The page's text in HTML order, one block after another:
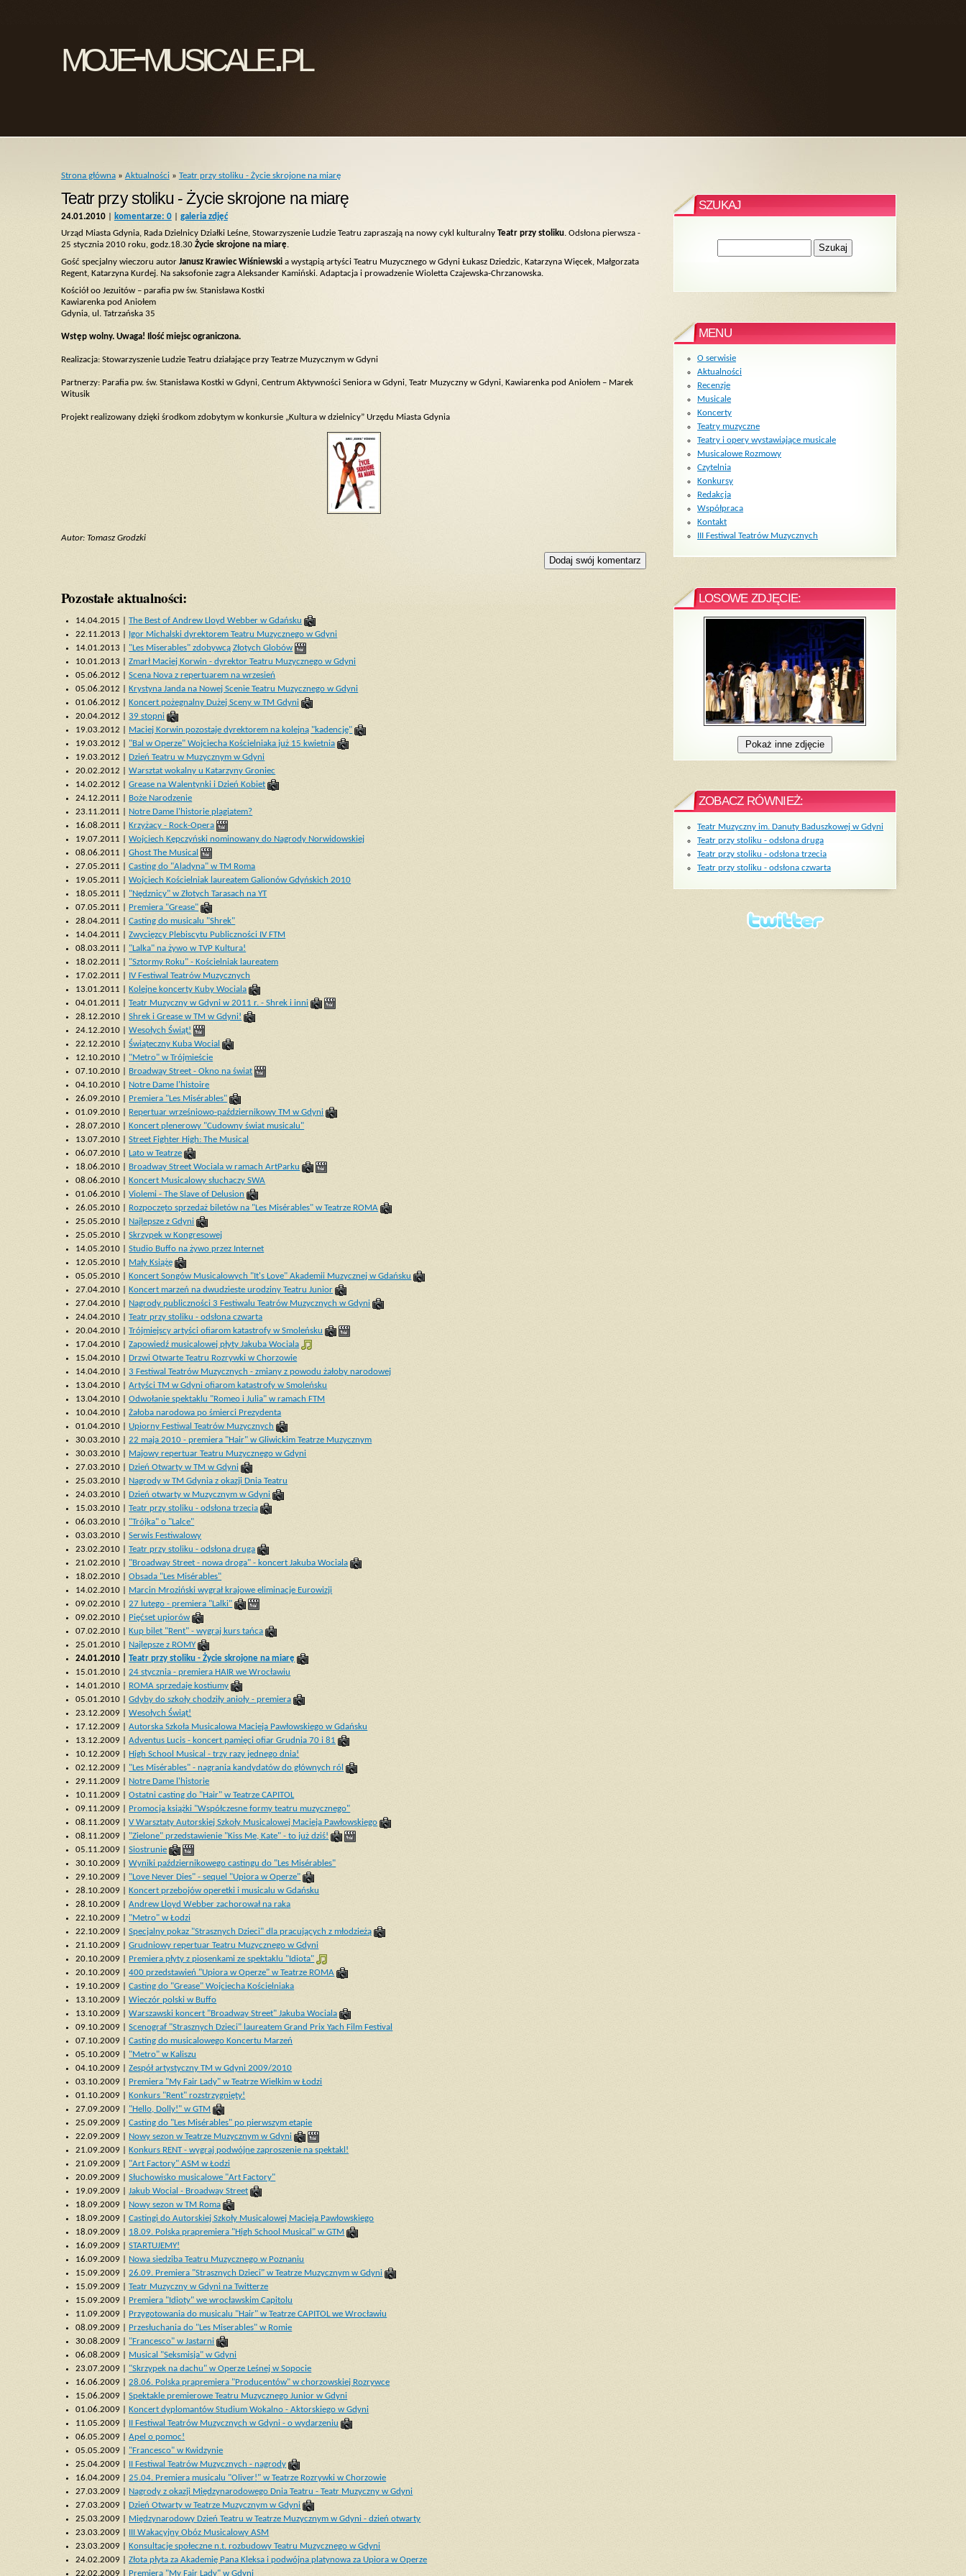
moje-musicale.pl
Strona główna» Aktualności» Teatr przy stoliku - Życie skrojone na miarę
Teatr przy stoliku - Życie skrojone na miarę
24.01.2010| komentarze: 0| galeria zdjęć
Urząd Miasta Gdynia, Rada Dzielnicy Działki Leśne, Stowarzyszenie Ludzie Teatru zapraszają na nowy cykl kulturalny Teatr przy stoliku. Odsłona pierwsza -
25 stycznia 2010 roku, godz.18.30 Życie skrojone na miarę.
Gość specjalny wieczoru autor Janusz Krawiec Wiśniewskia wystąpią artyści Teatru Muzycznego w Gdyni Łukasz Dziedzic, Katarzyna Więcek, Małgorzata
Regent, Katarzyna Kurdej. Na saksofonie zagra Aleksander Kamiński. Adaptacja i prowadzenie Wioletta Czajewska-Chrzanowska.
Kościół oo Jezuitów – parafia pw św. Stanisława Kostki
Kawiarenka pod Aniołem
Gdynia, ul. Tatrzańska 35
Wstęp wolny. Uwaga! Ilość miejsc ograniczona.
Realizacja: Stowarzyszenie Ludzie Teatru działające przy Teatrze Muzycznym w Gdyni
Partnerzy: Parafia pw. św. Stanisława Kostki w Gdyni, Centrum Aktywności Seniora w Gdyni, Teatr Muzyczny w Gdyni, Kawiarenka pod Aniołem – Marek
Witusik
Projekt realizowany dzięki środkom zdobytym w konkursie „Kultura w dzielnicy” Urzędu Miasta Gdynia
Autor: Tomasz Grodzki
Pozostałe aktualności:
14.04.2015 |The Best of Andrew Lloyd Webber w Gdańsku
22.11.2013 | Igor Michalski dyrektorem Teatru Muzycznego w Gdyni
14.01.2013 | "Les Miserables" zdobywcą Złotych Globów
10.01.2013 |Zmarł Maciej Korwin - dyrektor Teatru Muzycznego w Gdyni
05.06.2012 |Scena Nova z repertuarem na wrzesień
05.06.2012 |Krystyna Janda na Nowej Scenie Teatru Muzycznego w Gdyni
01.06.2012 |Koncert pożegnalny Dużej Sceny w TM Gdyni
20.04.2012 |39 stopni
19.03.2012 | Maciej Korwin pozostaje dyrektorem na kolejną "kadencję"
19.03.2012 | "Bal w Operze" Wojciecha Kościelniaka już 15 kwietnia
19.03.2012 |Dzień Teatru w Muzycznym w Gdyni
20.02.2012 |Warsztat wokalny u Katarzyny Groniec
14.02.2012 |Grease na Walentynki i Dzień Kobiet
24.12.2011 | Boże Narodzenie
23.11.2011 | Notre Dame l'historie plagiatem?
16.08.2011 |Krzyżacy - Rock-Opera
19.07.2011 |Wojciech Kępczyński nominowany do Nagrody Norwidowskiej
08.06.2011 |Ghost The Musical
27.05.2011 |Casting do "Aladyna" w TM Roma
19.05.2011 |Wojciech Kościelniak laureatem Galionów Gdyńskich 2010
18.05.2011 | "Nędznicy" w Złotych Tarasach na YT
07.05.2011 | Premiera "Grease"
28.04.2011 |Casting do musicalu "Shrek"
14.04.2011 |Zwycięzcy Plebiscytu Publiczności IV FTM
08.03.2011 | "Lalka" na żywo w TVP Kultura!
18.02.2011 | "Sztormy Roku" - Kościelniak laureatem
17.02.2011 | IV Festiwal Teatrów Muzycznych
13.01.2011 |Kolejne koncerty Kuby Wociala
04.01.2011 |Teatr Muzyczny w Gdyni w 2011 r. - Shrek i inni
28.12.2010 |Shrek i Grease w TM w Gdyni!
24.12.2010 |Wesołych Świąt!
22.12.2010 |Świąteczny Kuba Wocial
12.10.2010 | "Metro" w Trójmieście
07.10.2010 | Broadway Street - Okno na świat
04.10.2010 | Notre Dame l'histoire
26.09.2010 | Premiera "Les Misérables"
01.09.2010 | Repertuar wrześniowo-październikowy TM w Gdyni
28.07.2010 |Koncert plenerowy "Cudowny świat musicalu"
13.07.2010 |Street Fighter High: The Musical
06.07.2010 |Lato w Teatrze
18.06.2010 | Broadway Street Wociala w ramach ArtParku
08.06.2010 |Koncert Musicalowy słuchaczy SWA
01.06.2010 |Violemi - The Slave of Delusion
26.05.2010 | Rozpoczęto sprzedaż biletów na "Les Misérables" w Teatrze ROMA
25.05.2010 | Najlepsze z Gdyni
25.05.2010 |Skrzypek w Kongresowej
14.05.2010 |Studio Buffo na żywo przez Internet
12.05.2010 | Mały Książę
05.05.2010 |Koncert Songów Musicalowych "It's Love" Akademii Muzycznej w Gdańsku
27.04.2010 |Koncert marzeń na dwudzieste urodziny Teatru Junior
27.04.2010 | Nagrody publiczności 3 Festiwalu Teatrów Muzycznych w Gdyni
24.04.2010 |Teatr przy stoliku - odsłona czwarta
20.04.2010 |Trójmiejscy artyści ofiarom katastrofy w Smoleńsku
17.04.2010 |Zapowiedź musicalowej płyty Jakuba Wociala
15.04.2010 |Drzwi Otwarte Teatru Rozrywki w Chorzowie
14.04.2010 |3 Festiwal Teatrów Muzycznych - zmiany z powodu żałoby narodowej
13.04.2010 |Artyści TM w Gdyni ofiarom katastrofy w Smoleńsku
13.04.2010 |Odwołanie spektaklu "Romeo i Julia" w ramach FTM
10.04.2010 |Żałoba narodowa po śmierci Prezydenta
01.04.2010 |Upiorny Festiwal Teatrów Muzycznych
30.03.2010 |22 maja 2010 - premiera "Hair" w Gliwickim Teatrze Muzycznym
30.03.2010 | Majowy repertuar Teatru Muzycznego w Gdyni
27.03.2010 |Dzień Otwarty w TM w Gdyni
25.03.2010 | Nagrody w TM Gdynia z okazji Dnia Teatru
24.03.2010 |Dzień otwarty w Muzycznym w Gdyni
15.03.2010 |Teatr przy stoliku - odsłona trzecia
06.03.2010 | "Trójka" o "Lalce"
03.03.2010 |Serwis Festiwalowy
23.02.2010 |Teatr przy stoliku - odsłona druga
21.02.2010 | "Broadway Street - nowa droga" - koncert Jakuba Wociala
18.02.2010 |Obsada "Les Misérables"
14.02.2010 | Marcin Mroziński wygrał krajowe eliminacje Eurowizji
09.02.2010 |27 lutego - premiera "Lalki"
09.02.2010 | Pięćset upiorów
07.02.2010 |Kup bilet "Rent" - wygraj kurs tańca
25.01.2010 | Najlepsze z ROMY
24.01.2010 |Teatr przy stoliku - Życie skrojone na miarę
15.01.2010 |24 stycznia - premiera HAIR we Wrocławiu
14.01.2010 | ROMA sprzedaje kostiumy
05.01.2010 |Gdyby do szkoły chodziły anioły - premiera
23.12.2009 |Wesołych Świąt!
17.12.2009 |Autorska Szkoła Musicalowa Macieja Pawłowskiego w Gdańsku
13.12.2009 |Adventus Lucis - koncert pamięci ofiar Grudnia 70 i 81
10.12.2009 |High School Musical - trzy razy jednego dnia!
02.12.2009 | "Les Misérables" - nagrania kandydatów do głównych ról
29.11.2009 | Notre Dame l'historie
10.11.2009 |Ostatni casting do "Hair" w Teatrze CAPITOL
09.11.2009 | Promocja książki "Współczesne formy teatru muzycznego"
08.11.2009 |V Warsztaty Autorskiej Szkoły Musicalowej Macieja Pawłowskiego
08.11.2009 | "Zielone" przedstawienie "Kiss Me, Kate" - to już dziś!
05.11.2009 |Siostrunie
30.10.2009 |Wyniki październikowego castingu do "Les Misérables"
29.10.2009 | "Love Never Dies" - sequel "Upiora w Operze"
28.10.2009 |Koncert przebojów operetki i musicalu w Gdańsku
28.10.2009 |Andrew Lloyd Webber zachorował na raka
22.10.2009 | "Metro" w Łodzi
22.10.2009 |Specjalny pokaz "Strasznych Dzieci" dla pracujących z młodzieżą
21.10.2009 |Grudniowy repertuar Teatru Muzycznego w Gdyni
20.10.2009 | Premiera płyty z piosenkami ze spektaklu "Idiota"
20.10.2009 |400 przedstawień "Upiora w Operze" w Teatrze ROMA
19.10.2009 |Casting do "Grease" Wojciecha Kościelniaka
13.10.2009 |Wieczór polski w Buffo
13.10.2009 |Warszawski koncert "Broadway Street" Jakuba Wociala
09.10.2009 |Scenograf "Strasznych Dzieci" laureatem Grand Prix Yach Film Festival
07.10.2009 |Casting do musicalowego Koncertu Marzeń
05.10.2009 | "Metro" w Kaliszu
04.10.2009 |Zespół artystyczny TM w Gdyni 2009/2010
03.10.2009 | Premiera "My Fair Lady" w Teatrze Wielkim w Łodzi
01.10.2009 |Konkurs "Rent" rozstrzygnięty!
27.09.2009 | "Hello, Dolly!" w GTM
25.09.2009 |Casting do "Les Misérables" po pierwszym etapie
22.09.2009 | Nowy sezon w Teatrze Muzycznym w Gdyni
21.09.2009 |Konkurs RENT - wygraj podwójne zaproszenie na spektakl!
21.09.2009 | "Art Factory" ASM w Łodzi
20.09.2009 |Słuchowisko musicalowe "Art Factory"
19.09.2009 |Jakub Wocial - Broadway Street
18.09.2009 | Nowy sezon w TM Roma
18.09.2009 |Castingi do Autorskiej Szkoły Musicalowej Macieja Pawłowskiego
18.09.2009 | 18.09. Polska prapremiera "High School Musical" w GTM
16.09.2009 |STARTUJEMY!
16.09.2009 | Nowa siedziba Teatru Muzycznego w Poznaniu
15.09.2009 |26.09. Premiera "Strasznych Dzieci" w Teatrze Muzycznym w Gdyni
15.09.2009 |Teatr Muzyczny w Gdyni na Twitterze
15.09.2009 | Premiera "Idioty" we wrocławskim Capitolu
11.09.2009 | Przygotowania do musicalu "Hair" w Teatrze CAPITOL we Wrocławiu
08.09.2009 | Przesłuchania do "Les Miserables" w Romie
30.08.2009 | "Francesco" w Jastarni
06.08.2009 | Musical "Seksmisja" w Gdyni
23.07.2009 | "Skrzypek na dachu" w Operze Leśnej w Sopocie
16.06.2009 |28.06. Polska prapremiera "Producentów" w chorzowskiej Rozrywce
15.06.2009 |Spektakle premierowe Teatru Muzycznego Junior w Gdyni
01.06.2009 |Koncert dyplomantów Studium Wokalno - Aktorskiego w Gdyni
11.05.2009 | II Festiwal Teatrów Muzycznych w Gdyni - o wydarzeniu
06.05.2009 |Apel o pomoc!
05.05.2009 | "Francesco" w Kwidzynie
25.04.2009 | II Festiwal Teatrów Muzycznych - nagrody
16.04.2009 |25.04. Premiera musicalu "Oliver!" w Teatrze Rozrywki w Chorzowie
27.03.2009 | Nagrody z okazji Międzynarodowego Dnia Teatru - Teatr Muzyczny w Gdyni
27.03.2009 |Dzień Otwarty w Teatrze Muzycznym w Gdyni
25.03.2009 | Międzynarodowy Dzień Teatru w Teatrze Muzycznym w Gdyni - dzień otwarty
23.03.2009 | III Wakacyjny Obóz Musicalowy ASM
23.03.2009 |Konsultacje społeczne n.t. rozbudowy Teatru Muzycznego w Gdyni
24.02.2009 |Złota płyta za Akademię Pana Kleksa i podwójna platynowa za Upiora w Operze
22.02.2009 | Premiera "My Fair Lady" w Gdyni
SZUKAJ
MENU
O serwisie
Aktualności
Recenzje
Musicale
Koncerty
Teatry muzyczne
Teatry i opery wystawiające musicale
Musicalowe Rozmowy
Czytelnia
Konkursy
Redakcja
Współpraca
Kontakt
III Festiwal Teatrów Muzycznych
LOSOWE ZDJĘCIE:
ZOBACZ RÓWNIEŻ:
Teatr Muzyczny im. Danuty Baduszkowej w Gdyni
Teatr przy stoliku - odsłona druga
Teatr przy stoliku - odsłona trzecia
Teatr przy stoliku - odsłona czwarta